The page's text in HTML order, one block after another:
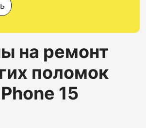
на ремонт
поломок
15